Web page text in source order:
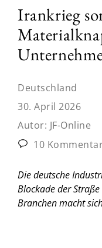
Irankrieg
Deutschland
30. April 2026
Autor: JF-Online
10
Die deutsche
Blockade der
Branchen macht